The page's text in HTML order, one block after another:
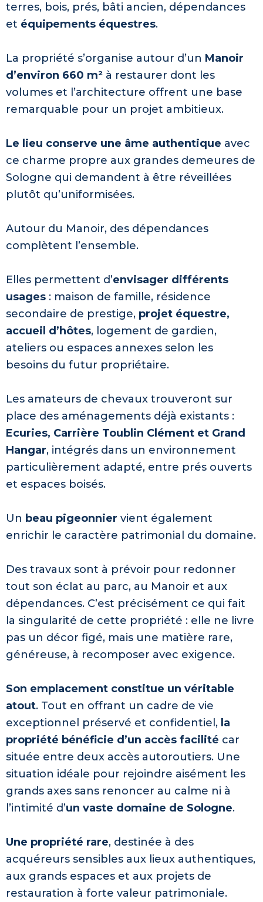
terres, bois, prés, bâti ancien, dépendances
et équipements équestres.
La propriété s’organise autour d’un Manoir
d’environ 660 m² à restaurer dont les
volumes et l’architecture offrent une base
remarquable pour un projet ambitieux.
Le lieu conserve une âme authentique avec
ce charme propre aux grandes demeures de
Sologne qui demandent à être réveillées
plutôt qu’uniformisées.
Autour du Manoir, des dépendances
complètent l’ensemble.
Elles permettent d’envisager différents
usages : maison de famille, résidence
secondaire de prestige, projet équestre,
accueil d’hôtes, logement de gardien,
ateliers ou espaces annexes selon les
besoins du futur propriétaire.
Les amateurs de chevaux trouveront sur
place des aménagements déjà existants :
Ecuries, Carrière Toublin Clément et Grand
Hangar, intégrés dans un environnement
particulièrement adapté, entre prés ouverts
et espaces boisés.
Un beau pigeonnier vient également
enrichir le caractère patrimonial du domaine.
Des travaux sont à prévoir pour redonner
tout son éclat au parc, au Manoir et aux
dépendances. C’est précisément ce qui fait
la singularité de cette propriété : elle ne livre
pas un décor figé, mais une matière rare,
généreuse, à recomposer avec exigence.
Son emplacement constitue un véritable
atout. Tout en offrant un cadre de vie
exceptionnel préservé et confidentiel, la
propriété bénéficie d’un accès facilité car
située entre deux accès autoroutiers. Une
situation idéale pour rejoindre aisément les
grands axes sans renoncer au calme ni à
l’intimité d’un vaste domaine de Sologne.
Une propriété rare, destinée à des
acquéreurs sensibles aux lieux authentiques,
aux grands espaces et aux projets de
restauration à forte valeur patrimoniale.